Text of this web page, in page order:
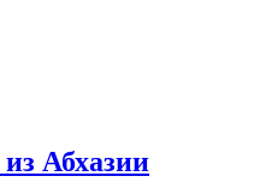
Абхазии